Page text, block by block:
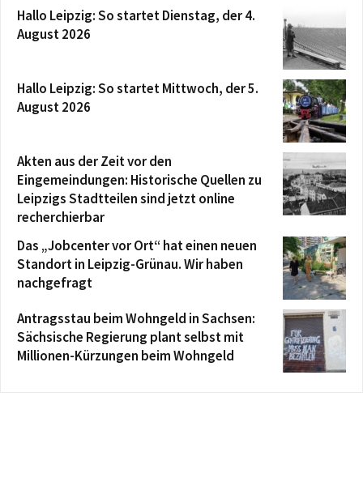
Hallo Leipzig: So startet Dienstag, der 4.
August 2026
Hallo Leipzig: So startet Mittwoch, der 5.
August 2026
Akten aus der Zeit vor den
Eingemeindungen: Historische Quellen zu
Leipzigs Stadtteilen sind jetzt online
recherchierbar
Das „Jobcenter vor Ort“ hat einen neuen
Standort in Leipzig-Grünau. Wir haben
nachgefragt
Antragsstau beim Wohngeld in Sachsen:
Sächsische Regierung plant selbst mit
Millionen-Kürzungen beim Wohngeld